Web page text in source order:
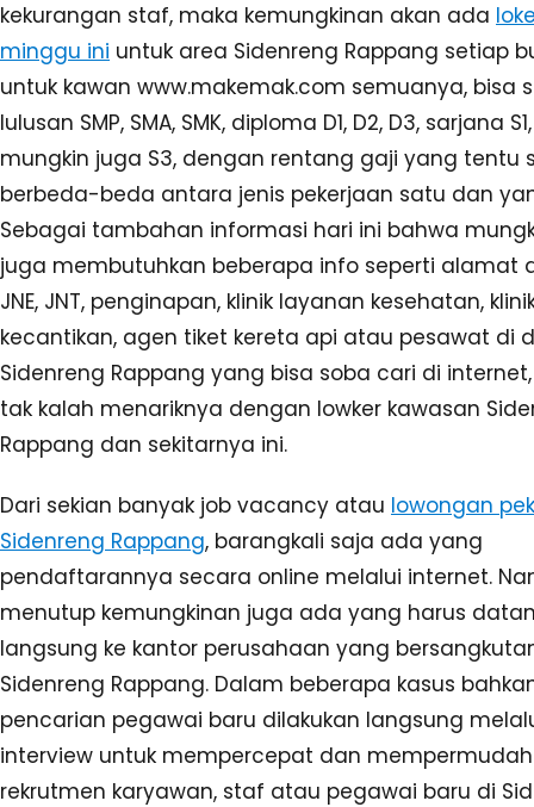
kekurangan staf, maka kemungkinan akan ada
minggu ini untuk area Sidenreng Rappang setiap
untuk kawan www.makemak.com semuanya, bisa
lulusan SMP, SMA, SMK, diploma D1, D2, D3, sarjana
mungkin juga S3, dengan rentang gaji yang tentu
berbeda-beda antara jenis pekerjaan satu dan
Sebagai tambahan informasi hari ini bahwa
juga membutuhkan beberapa info seperti alamat
JNE, JNT, penginapan, klinik layanan kesehatan,
kecantikan, agen tiket kereta api atau pesawat di
Sidenreng Rappang yang bisa soba cari di
tak kalah menariknya dengan lowker kawasan
Rappang dan sekitarnya ini.
Dari sekian banyak job vacancy atau lowongan
Sidenreng Rappang, barangkali saja ada yang
pendaftarannya secara online melalui internet.
menutup kemungkinan juga ada yang harus
langsung ke kantor perusahaan yang
Sidenreng Rappang. Dalam beberapa kasus
pencarian pegawai baru dilakukan langsung
interview untuk mempercepat dan
rekrutmen karyawan, staf atau pegawai baru di